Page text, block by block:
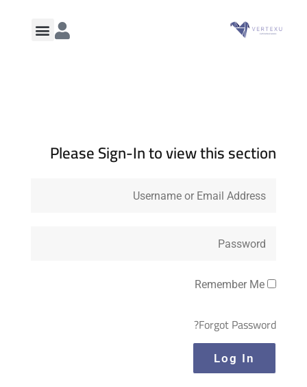
Please Sign-In to view this section
Forgot Password?